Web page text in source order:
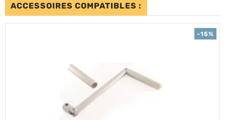
ACCESSOIRES COMPATIBLES :
-15%